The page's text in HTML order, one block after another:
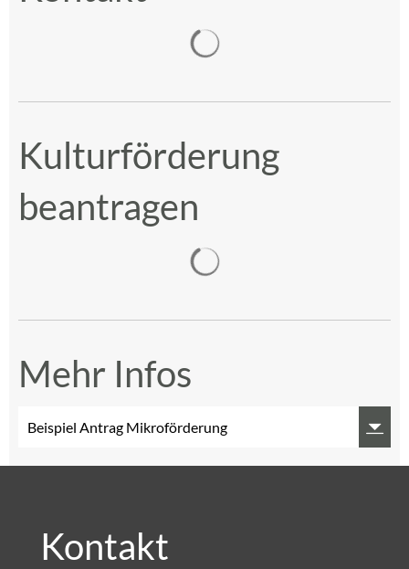
Kulturförderung
beantragen
Mehr Infos
Beispiel Antrag Mikroförderung
Kontakt